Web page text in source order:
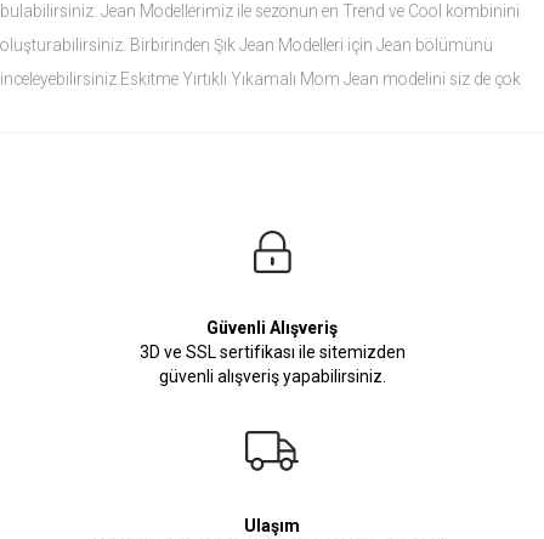
bulabilirsiniz. Jean Modellerimiz ile sezonun en Trend ve Cool kombinini
oluşturabilirsiniz. Birbirinden Şık Jean Modelleri için Jean bölümünü
inceleyebilirsiniz.Eskitme Yırtıklı Yıkamalı Mom Jean modelini siz de çok
Güvenli Alışveriş
3D ve SSL sertifikası ile sitemizden
güvenli alışveriş yapabilirsiniz.
Ulaşım